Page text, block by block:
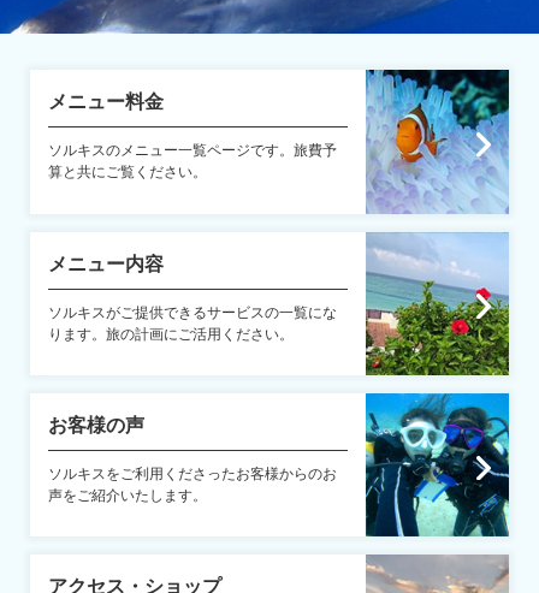
メニュー料金
ソルキスのメニュー一覧ページです。旅費予
算と共にご覧ください。
メニュー内容
ソルキスがご提供できるサービスの一覧にな
ります。旅の計画にご活用ください。
お客様の声
ソルキスをご利用くださったお客様からのお
声をご紹介いたします。
アクセス・ショップ